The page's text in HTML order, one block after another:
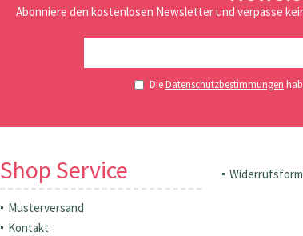
Abonniere den kostenlosen Newsletter und verpasse
DieDatenschutzbestimmungen
Shop Service
Musterversand
Kontakt